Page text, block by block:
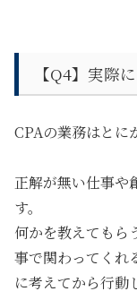
【Q4】 実際
CPAの業務はとに
正解が無い仕事や
す。
何かを教えてもら
事で関わってくれ
に考えてから行動